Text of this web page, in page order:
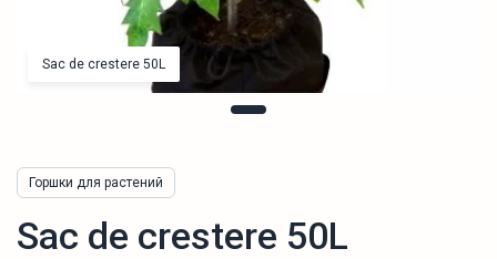
Sac de crestere 50L
Горшки для растений
Sac de crestere 50L